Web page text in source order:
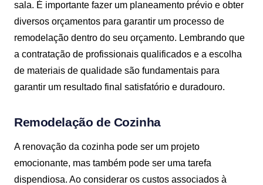
sala. É importante fazer um planeamento prévio e obter
diversos orçamentos para garantir um processo de
remodelação dentro do seu orçamento. Lembrando que
a contratação de profissionais qualificados e a escolha
de materiais de qualidade são fundamentais para
garantir um resultado final satisfatório e duradouro.
Remodelação de Cozinha
A renovação da cozinha pode ser um projeto
emocionante, mas também pode ser uma tarefa
dispendiosa. Ao considerar os custos associados à